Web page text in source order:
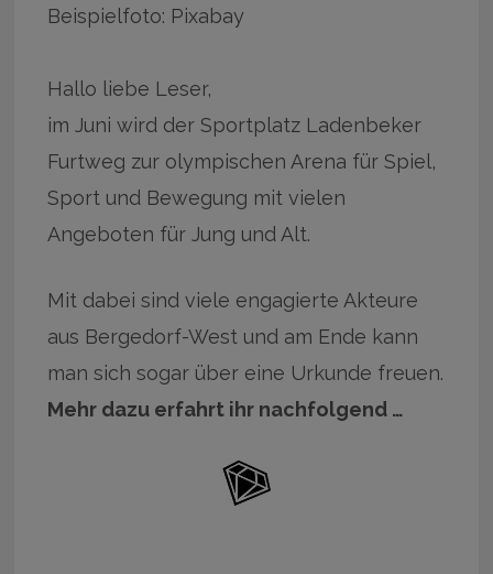
Beispielfoto: Pixabay
Hallo liebe Leser,
im Juni wird der Sportplatz Ladenbeker
Furtweg zur olympischen Arena für Spiel,
Sport und Bewegung mit vielen
Angeboten für Jung und Alt.
Mit dabei sind viele engagierte Akteure
aus Bergedorf-West und am Ende kann
man sich sogar über eine Urkunde freuen.
Mehr dazu erfahrt ihr nachfolgend …